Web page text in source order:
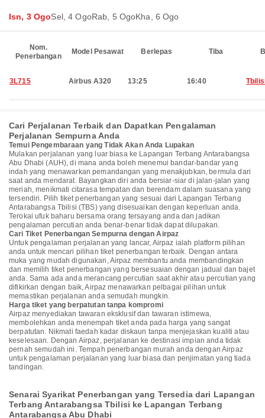
Isn, 3 OgoSel, 4 OgoRab, 5 OgoKha, 6 Ogo
Nom.
Penerbangan
Model Pesawat Berlepas Tiba
3L715 Airbus A320 13:25 16:40
Cari Perjalanan Terbaik dan Dapatkan Pengalaman
Perjalanan Sempurna Anda
Temui Pengembaraan yang Tidak Akan Anda Lupakan
Mulakan perjalanan yang luar biasa ke Lapangan Terbang Antarabangsa
Abu Dhabi (AUH), di mana anda boleh menemui bandar-bandar yang
indah yang menawarkan pemandangan yang menakjubkan, bermula dari
saat anda mendarat. Bayangkan diri anda bersiar-siar di jalan-jalan yang
meriah, menikmati citarasa tempatan dan berendam dalam suasana yang
tersendiri. Pilih tiket penerbangan yang sesuai dari Lapangan Terbang
Antarabangsa Tbilisi (TBS) yang disesuaikan dengan keperluan anda.
Terokai ufuk baharu bersama orang tersayang anda dan jadikan
pengalaman percutian anda benar-benar tidak dapat dilupakan.
Cari Tiket Penerbangan Sempurna dengan Airpaz
Untuk pengalaman perjalanan yang lancar, Airpaz ialah platform pilihan
anda untuk mencari pilihan tiket penerbangan terbaik. Dengan antara
muka yang mudah digunakan, Airpaz membantu anda membandingkan
dan memilih tiket penerbangan yang bersesuaian dengan jadual dan bajet
anda. Sama ada anda merancang percutian saat akhir atau percutian yang
difikirkan dengan baik, Airpaz menawarkan pelbagai pilihan untuk
memastikan perjalanan anda semudah mungkin.
Harga tiket yang berpatutan tanpa kompromi
Airpaz menyediakan tawaran eksklusif dan tawaran istimewa,
membolehkan anda menempah tiket anda pada harga yang sangat
berpatutan. Nikmati faedah kadar diskaun tanpa menjejaskan kualiti atau
keselesaan. Dengan Airpaz, perjalanan ke destinasi impian anda tidak
pernah semudah ini. Tempah penerbangan murah anda dengan Airpaz
untuk pengalaman perjalanan yang luar biasa dan penjimatan yang tiada
tandingan.
Senarai Syarikat Penerbangan yang Tersedia dari Lapangan
Terbang Antarabangsa Tbilisi ke Lapangan Terbang
Antarabangsa Abu Dhabi